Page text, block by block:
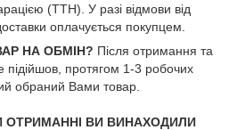
(ТТН). У разі відмови від
оплачується покупцем.
НА ОБМІН? Після отримання та
підійшов, протягом 1-3 робочих
обраний Вами товар.
ВИ ВИНАХОДИЛИ